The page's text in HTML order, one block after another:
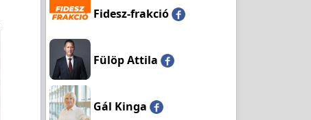
Fidesz-frakció
Fülöp Attila
Gál Kinga